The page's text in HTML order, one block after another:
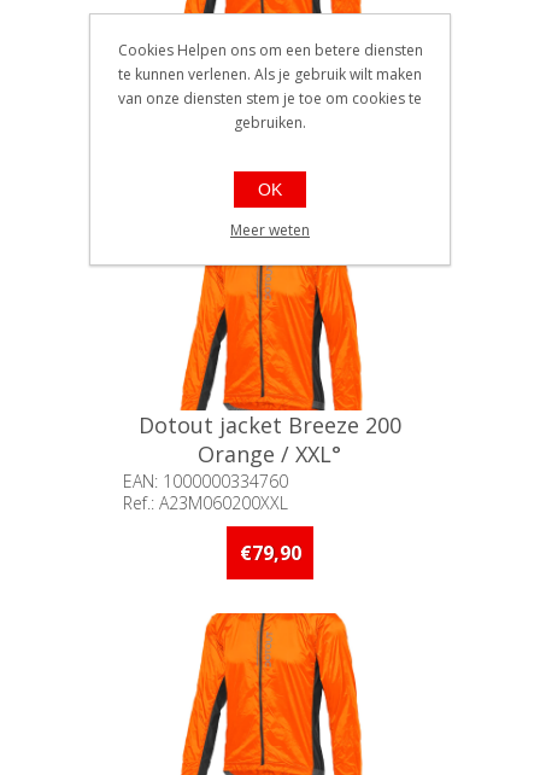
Dotout jacket Breeze 200
Orange / XL°
EAN: 1000000334753
Ref.: A23M060200XL
€79,90
Dotout jacket Breeze 200
Orange / XXL°
EAN: 1000000334760
Ref.: A23M060200XXL
Beschikbaarheid:: Niet voorradig
€79,90
Cookies Helpen ons om een betere diensten
te kunnen verlenen. Als je gebruik wilt maken
van onze diensten stem je toe om cookies te
gebruiken.
OK
Meer weten